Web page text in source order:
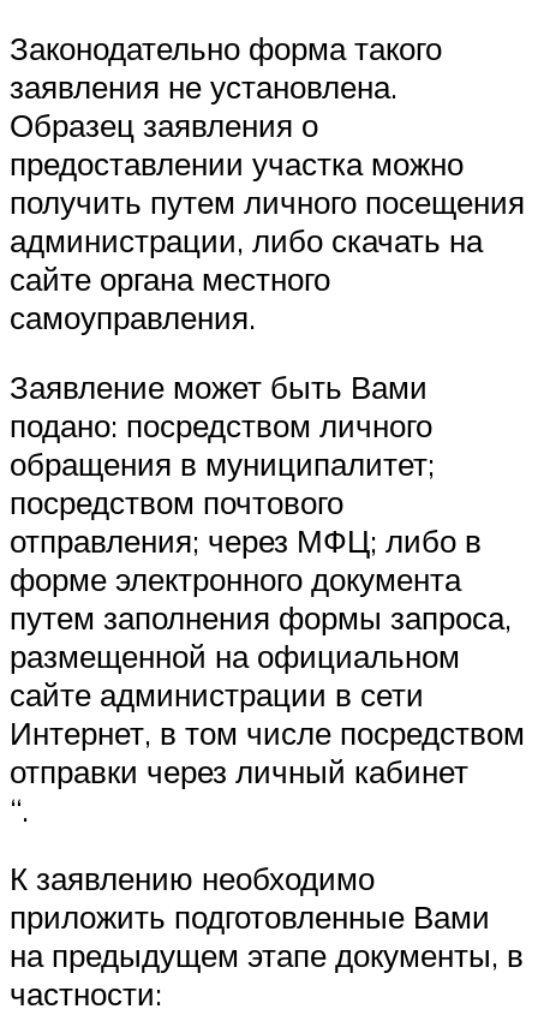
Законодательно форма такого
заявления не установлена.
Образец заявления о
предоставлении участка можно
получить путем личного посещения
администрации, либо скачать на
сайте органа местного
самоуправления.
Заявление может быть Вами
подано: посредством личного
обращения в муниципалитет;
посредством почтового
отправления; через МФЦ; либо в
форме электронного документа
путем заполнения формы запроса,
размещенной на официальном
сайте администрации в сети
Интернет, в том числе посредством
отправки через личный кабинет
“.
К заявлению необходимо
приложить подготовленные Вами
на предыдущем этапе документы, в
частности: